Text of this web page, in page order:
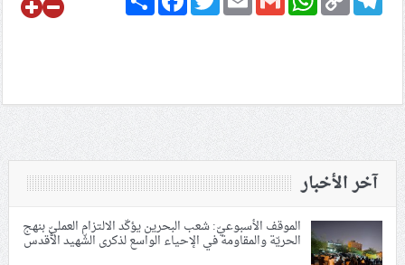
Link
آخر الأخبار
الموقف الأسبوعيّ: شعب البحرين يؤكّد الالتزام العمليّ بنهج
الحريّة والمقاومة في الإحياء الواسع لذكرى الشّهيد الأقدس